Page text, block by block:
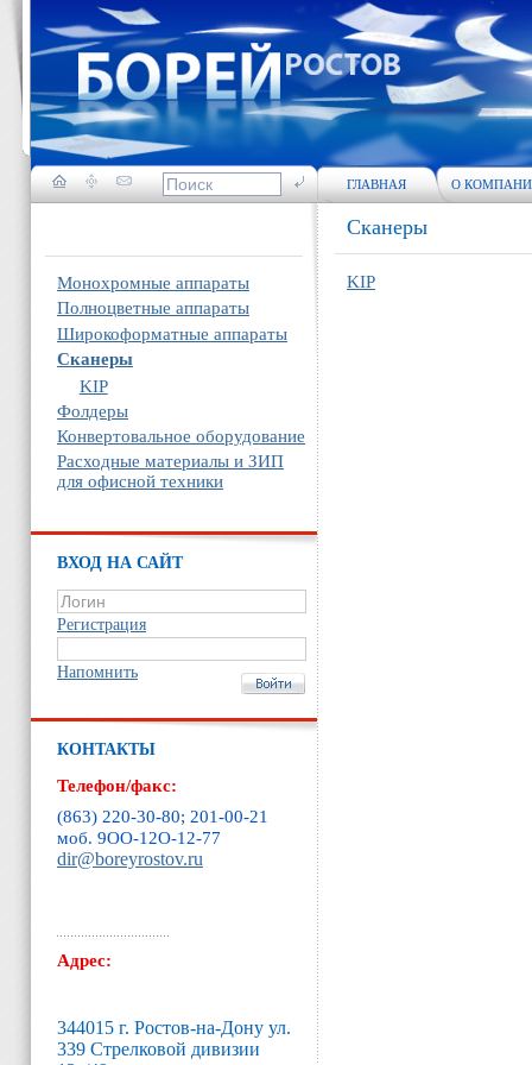
Монохромные аппараты
Полноцветные аппараты
Широкоформатные аппараты
Сканеры
KIP
Фолдеры
Конвертовальное оборудование
Расходные материалы и ЗИП
для офисной техники
ВХОД НА САЙТ
Регистрация
Напомнить
КОНТАКТЫ
Телефон/факс:
(863) 220-30-80; 201-00-21
моб. 9ОО-12O-12-77
dir@boreyrostov.ru
Адрес:
344015 г. Ростов-на-Дону ул.
339 Стрелковой дивизии
ГЛАВНАЯ О
Сканеры
KIP